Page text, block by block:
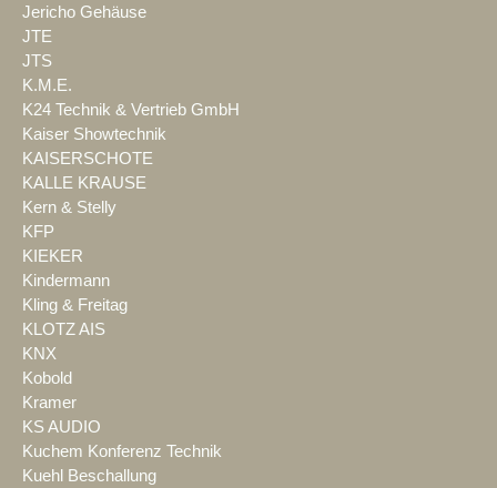
Jericho Gehäuse
JTE
JTS
K.M.E.
K24 Technik & Vertrieb GmbH
Kaiser Showtechnik
KAISERSCHOTE
KALLE KRAUSE
Kern & Stelly
KFP
KIEKER
Kindermann
Kling & Freitag
KLOTZ AIS
KNX
Kobold
Kramer
KS AUDIO
Kuchem Konferenz Technik
Kuehl Beschallung